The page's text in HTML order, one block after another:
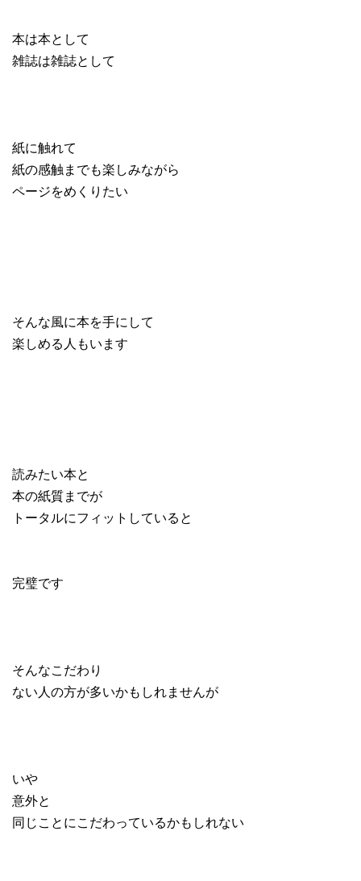
本は本として
雑誌は雑誌として
紙に触れて
紙の感触までも楽しみながら
ページをめくりたい
そんな風に本を手にして
楽しめる人もいます
読みたい本と
本の紙質までが
トータルにフィットしていると
完璧です
そんなこだわり
ない人の方が多いかもしれませんが
いや
意外と
同じことにこだわっているかもしれない